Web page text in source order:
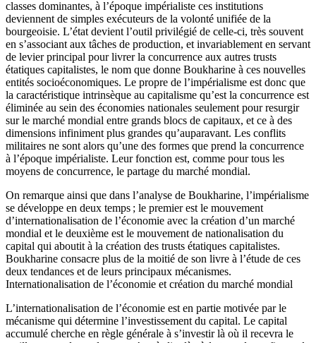
classes dominantes, à l’époque impérialiste ces institutions
deviennent de simples exécuteurs de la volonté unifiée de la
bourgeoisie. L’état devient l’outil privilégié de celle-ci, très souvent
en s’associant aux tâches de production, et invariablement en servant
de levier principal pour livrer la concurrence aux autres trusts
étatiques capitalistes, le nom que donne Boukharine à ces nouvelles
entités socioéconomiques. Le propre de l’impérialisme est donc que
la caractéristique intrinsèque au capitalisme qu’est la concurrence est
éliminée au sein des économies nationales seulement pour resurgir
sur le marché mondial entre grands blocs de capitaux, et ce à des
dimensions infiniment plus grandes qu’auparavant. Les conflits
militaires ne sont alors qu’une des formes que prend la concurrence
à l’époque impérialiste. Leur fonction est, comme pour tous les
moyens de concurrence, le partage du marché mondial.
On remarque ainsi que dans l’analyse de Boukharine, l’impérialisme
se développe en deux temps ; le premier est le mouvement
d’internationalisation de l’économie avec la création d’un marché
mondial et le deuxième est le mouvement de nationalisation du
capital qui aboutit à la création des trusts étatiques capitalistes.
Boukharine consacre plus de la moitié de son livre à l’étude de ces
deux tendances et de leurs principaux mécanismes.
Internationalisation de l’économie et création du marché mondial
L’internationalisation de l’économie est en partie motivée par le
mécanisme qui détermine l’investissement du capital. Le capital
accumulé cherche en règle générale à s’investir là où il recevra le